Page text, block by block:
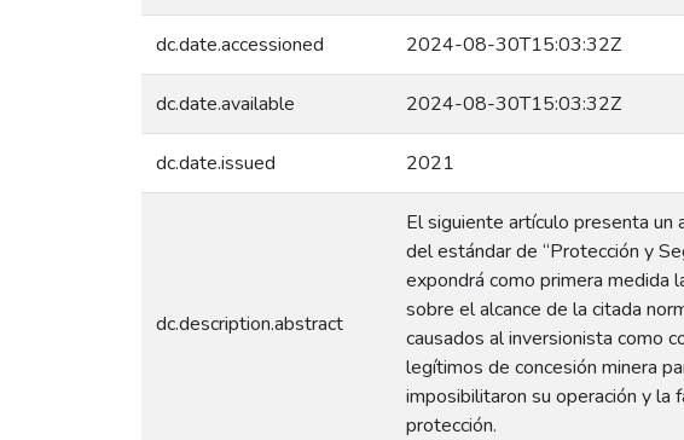
dc.date.accessioned 2024-08-30T15:03:32Z
dc.date.available 2024-08-30T15:03:32Z
dc.date.issued 2021
dc.description.abstract
El siguiente artículo presenta un
del estándar de “Protección y
expondrá como primera medida
sobre el alcance de la citada
causados al inversionista como
legítimos de concesión minera
imposibilitaron su operación y
protección.